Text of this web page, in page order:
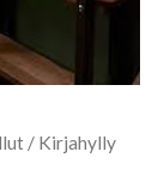
/ Kirjahylly